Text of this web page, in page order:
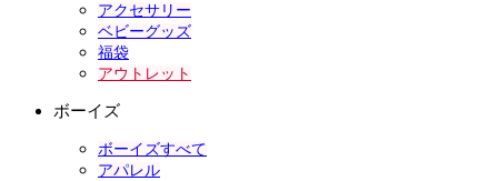
アクセサリー
ベビーグッズ
福袋
アウトレット
ボーイズ
ボーイズすべて
アパレル